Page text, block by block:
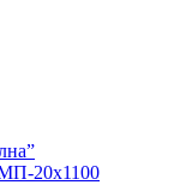
20х1100